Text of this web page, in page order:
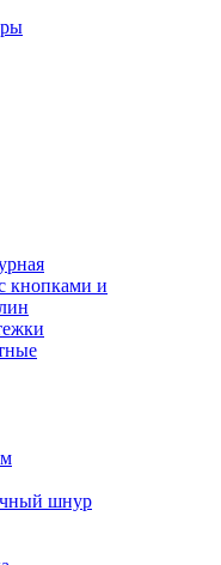
кнопками и
шнур